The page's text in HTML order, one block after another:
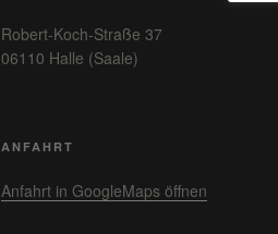
Robert-Koch-Straße 37
06110 Halle (Saale)
ANFAHRT
Anfahrt in GoogleMaps öffnen